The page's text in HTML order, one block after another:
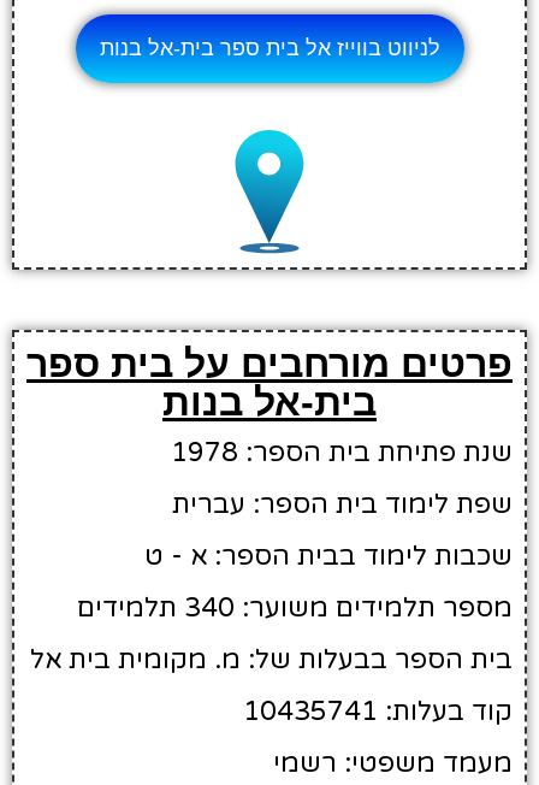
לניווט בווייז אל בית ספר בית-אל בנות
פרטים מורחבים על בית ספר
בית-אל בנות
שנת פתיחת בית הספר: 1978
שפת לימוד בית הספר: עברית
שכבות לימוד בבית הספר: א - ט
מספר תלמידים משוער: 340 תלמידים
בית הספר בבעלות של: מ. מקומית בית אל
קוד בעלות: 10435741
מעמד משפטי: רשמי